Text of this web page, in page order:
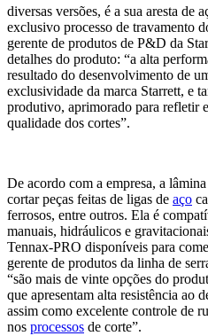
diversas versões, é a sua aresta de
exclusivo processo de travamento
gerente de produtos de P&D da
detalhes do produto: “a alta
resultado do desenvolvimento de
exclusividade da marca Starrett, e
produtivo, aprimorado para refletir
qualidade dos cortes”.
De acordo com a empresa, a
cortar peças feitas de ligas de aço
ferrosos, entre outros. Ela é
manuais, hidráulicos e
Tennax-PRO disponíveis para
gerente de produtos da linha de
“são mais de vinte opções do
que apresentam alta resistência ao
assim como excelente controle de
nos processos de corte”.